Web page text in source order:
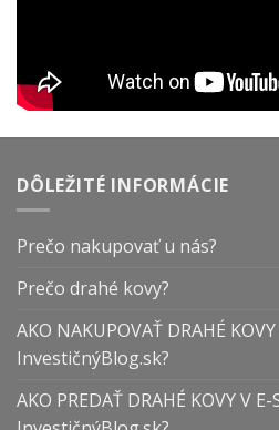
DÔLEŽITÉ INFORMÁCIE
Prečo nakupovať u nás?
Prečo drahé kovy?
AKO NAKUPOVAŤ DRAHÉ
InvestičnýBlog.sk?
AKO PREDAŤ DRAHÉ KOVY V E-